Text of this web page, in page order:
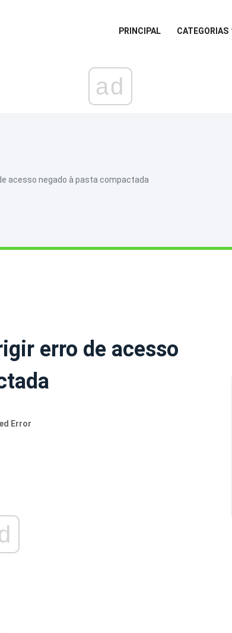
PRINCIPAL CATEGORIAS
ad
acesso negado à pasta compactada
erro de acesso
Error